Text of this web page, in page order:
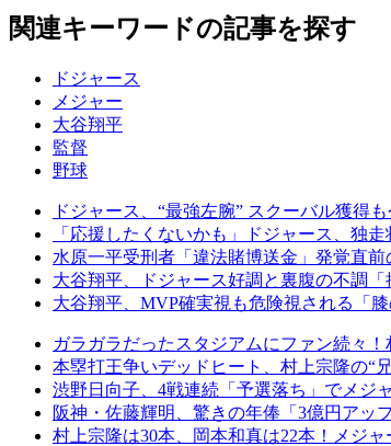
関連キーワードの記事を探す
ドジャース
メジャー
大谷翔平
監督
野球
ドジャース、“最強左腕” スクーバル獲得
「応援したくないかも」ドジャース、独
水原一平受刑者「違法賭博送金」発覚直
大谷翔平、ドジャース好調と裏腹の不調
大谷翔平、MVP確実視も危険視される「
ガラガラだったスタジアムにファン続々
本塁打王争いデッドヒート、村上宗隆の“
渋野日向子、4戦連続「予選落ち」でメジ
阪神・佐藤輝明、驚きの年俸「3億円ア
村上宗隆は30本、岡本和真は22本！メジ